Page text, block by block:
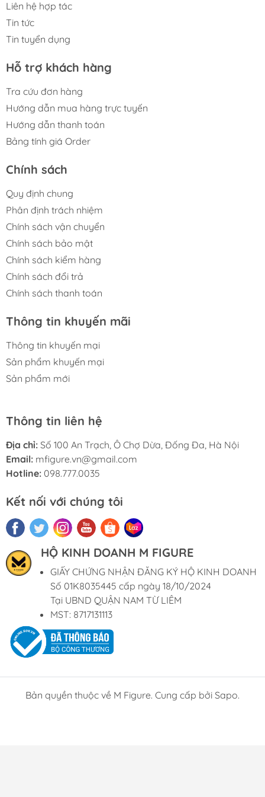
Liên hệ hợp tác
Tin tức
Tin tuyển dụng
Hỗ trợ khách hàng
Tra cứu đơn hàng
Hướng dẫn mua hàng trực tuyến
Hướng dẫn thanh toán
Bảng tính giá Order
Chính sách
Quy định chung
Phân định trách nhiệm
Chính sách vận chuyển
Chính sách bảo mật
Chính sách kiểm hàng
Chính sách đổi trả
Chính sách thanh toán
Thông tin khuyến mãi
Thông tin khuyến mại
Sản phẩm khuyến mại
Sản phẩm mới
Thông tin liên hệ
Địa chỉ: Số 100 An Trạch, Ô Chợ Dừa, Đống Đa, Hà Nội
Email: mfigure.vn@gmail.com
Hotline: 098.777.0035
Kết nối với chúng tôi
HỘ KINH DOANH M FIGURE
GIẤY CHỨNG NHẬN ĐĂNG KÝ HỘ KINH DOANH
Số 01K8035445 cấp ngày 18/10/2024
Tại UBND QUẬN NAM TỪ LIÊM
MST: 8717131113
Bản quyền thuộc về M Figure. Cung cấp bởi Sapo.